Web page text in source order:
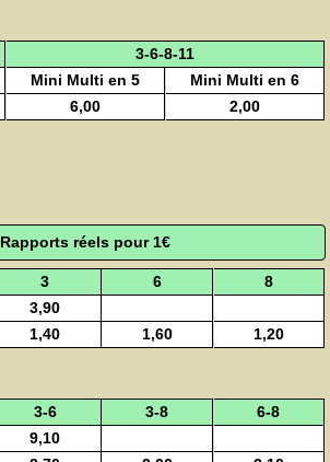
3-6-8-11
Mini Multi en 5
Mini Multi en 6
6,00 2,00
Rapports réels pour 1€
3 6
8
3,90
1,40 1,60 1,20
3-6 3-8
6-8
9,10